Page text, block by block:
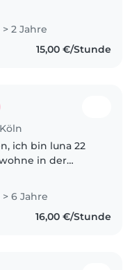
and
my support,
personal qualities..
2 Jahre
15,00 €/Stunde
22
in der
in australien. die
klein..
6 Jahre
16,00 €/Stunde